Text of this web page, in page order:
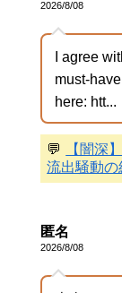
2026/8/08
I agree
must-
here: htt...
💬
【闇深
流出騒動
匿名
2026/8/08